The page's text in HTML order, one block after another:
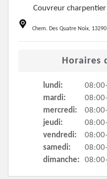
Couvreur charpentier
Chem. Des Quatre Noix,
Horaires
lundi:
mardi:
mercredi:
jeudi:
vendredi:
samedi:
dimanche: